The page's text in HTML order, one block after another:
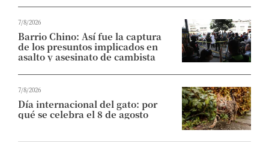
7/8/2026
Barrio Chino: Así fue la captura
de los presuntos implicados en
asalto y asesinato de cambista
7/8/2026
Día internacional del gato: por
qué se celebra el 8 de agosto